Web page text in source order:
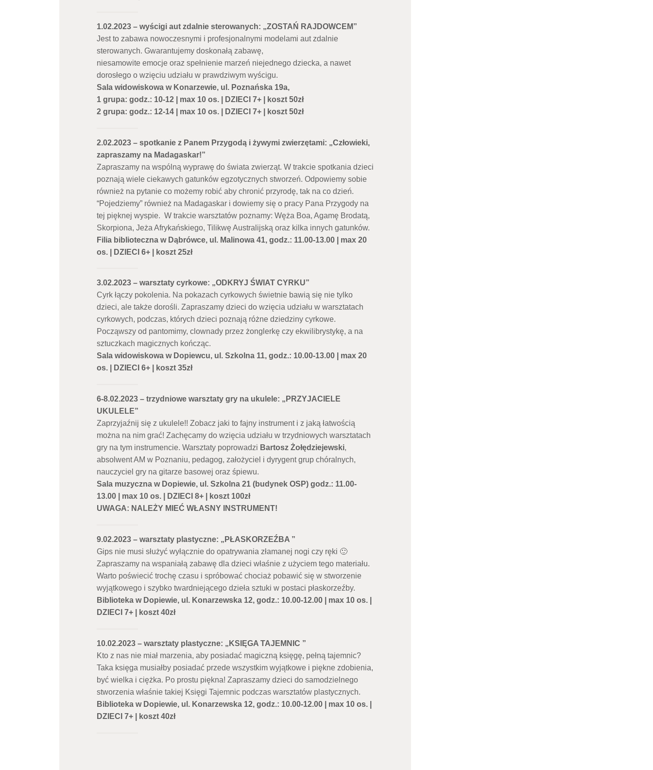
1.02.2023 – wyścigi aut zdalnie sterowanych: „ZOSTAŃ RAJDOWCEM”
Jest to zabawa nowoczesnymi i profesjonalnymi modelami aut zdalnie
sterowanych. Gwarantujemy doskonałą zabawę,
niesamowite emocje oraz spełnienie marzeń niejednego dziecka, a nawet
dorosłego o wzięciu udziału w prawdziwym wyścigu.
Sala widowiskowa w Konarzewie, ul. Poznańska 19a,
1 grupa: godz.: 10-12 | max 10 os. | DZIECI 7+ | koszt 50zł
2 grupa: godz.: 12-14 | max 10 os. | DZIECI 7+ | koszt 50zł
2.02.2023 – spotkanie z Panem Przygodą i żywymi zwierzętami: „Człowieki,
zapraszamy na Madagaskar!”
Zapraszamy na wspólną wyprawę do świata zwierząt. W trakcie spotkania dzieci
poznają wiele ciekawych gatunków egzotycznych stworzeń. Odpowiemy sobie
również na pytanie co możemy robić aby chronić przyrodę, tak na co dzień.
“Pojedziemy” również na Madagaskar i dowiemy się o pracy Pana Przygody na
tej pięknej wyspie. W trakcie warsztatów poznamy: Węża Boa, Agamę Brodatą,
Skorpiona, Jeża Afrykańskiego, Tilikwę Australijską oraz kilka innych gatunków.
Filia biblioteczna w Dąbrówce, ul. Malinowa 41, godz.: 11.00-13.00 | max 20
os. | DZIECI 6+ | koszt 25zł
3.02.2023 – warsztaty cyrkowe: „ODKRYJ ŚWIAT CYRKU”
Cyrk łączy pokolenia. Na pokazach cyrkowych świetnie bawią się nie tylko
dzieci, ale także dorośli. Zapraszamy dzieci do wzięcia udziału w warsztatach
cyrkowych, podczas, których dzieci poznają różne dziedziny cyrkowe.
Począwszy od pantomimy, clownady przez żonglerkę czy ekwilibrystykę, a na
sztuczkach magicznych kończąc.
Sala widowiskowa w Dopiewcu, ul. Szkolna 11, godz.: 10.00-13.00 | max 20
os. | DZIECI 6+ | koszt 35zł
6-8.02.2023 – trzydniowe warsztaty gry na ukulele: „PRZYJACIELE
UKULELE”
Zaprzyjaźnij się z ukulele!! Zobacz jaki to fajny instrument i z jaką łatwością
można na nim grać! Zachęcamy do wzięcia udziału w trzydniowych warsztatach
gry na tym instrumencie. Warsztaty poprowadzi Bartosz Żołędziejewski,
absolwent AM w Poznaniu, pedagog, założyciel i dyrygent grup chóralnych,
nauczyciel gry na gitarze basowej oraz śpiewu.
Sala muzyczna w Dopiewie, ul. Szkolna 21 (budynek OSP) godz.: 11.00-
13.00 | max 10 os. | DZIECI 8+ | koszt 100zł
UWAGA: NALEŻY MIEĆ WŁASNY INSTRUMENT!
9.02.2023 – warsztaty plastyczne: „PŁASKORZEŹBA ”
Gips nie musi służyć wyłącznie do opatrywania złamanej nogi czy ręki 🙂
Zapraszamy na wspaniałą zabawę dla dzieci właśnie z użyciem tego materiału.
Warto poświecić trochę czasu i spróbować chociaż pobawić się w stworzenie
wyjątkowego i szybko twardniejącego dzieła sztuki w postaci płaskorzeźby.
Biblioteka w Dopiewie, ul. Konarzewska 12, godz.: 10.00-12.00 | max 10 os. |
DZIECI 7+ | koszt 40zł
10.02.2023 – warsztaty plastyczne: „KSIĘGA TAJEMNIC ”
Kto z nas nie miał marzenia, aby posiadać magiczną księgę, pełną tajemnic?
Taka księga musiałby posiadać przede wszystkim wyjątkowe i piękne zdobienia,
być wielka i ciężka. Po prostu piękna! Zapraszamy dzieci do samodzielnego
stworzenia właśnie takiej Księgi Tajemnic podczas warsztatów plastycznych.
Biblioteka w Dopiewie, ul. Konarzewska 12, godz.: 10.00-12.00 | max 10 os. |
DZIECI 7+ | koszt 40zł